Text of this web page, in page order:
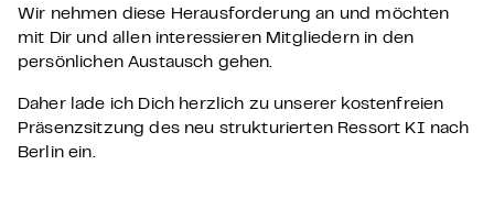
Wir nehmen diese Herausforderung an und möchten
mit Dir und allen interessieren Mitgliedern in den
persönlichen Austausch gehen.
Daher lade ich Dich herzlich zu unserer kostenfreien
Präsenzsitzung des neu strukturierten Ressort KI nach
Berlin ein.